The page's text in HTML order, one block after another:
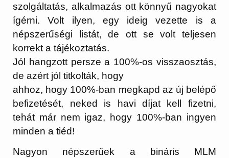
szolgáltatás, alkalmazás ott könnyű nagyokat
ígérni. Volt ilyen, egy ideig vezette is a
népszerűségi listát, de ott se volt teljesen
korrekt a tájékoztatás.
Jól hangzott persze a 100%-os visszaosztás,
de azért jól titkolták, hogy
ahhoz, hogy 100%-ban megkapd az új belépő
befizetését, neked is havi díjat kell fizetni,
tehát már nem igaz, hogy 100%-ban ingyen
minden a tiéd!
Nagyon népszerűek a bináris MLM